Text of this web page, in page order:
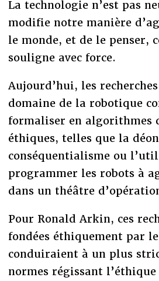
La technologie n’est pas
modifie notre manière
le monde, et de le penser,
souligne avec force.
Aujourd’hui, les
domaine de la robotique
formaliser en algorithmes
éthiques, telles que la
conséquentialisme ou
programmer les robots à
dans un théâtre
Pour Ronald Arkin, ces
fondées éthiquement par
conduiraient à un plus
normes régissant